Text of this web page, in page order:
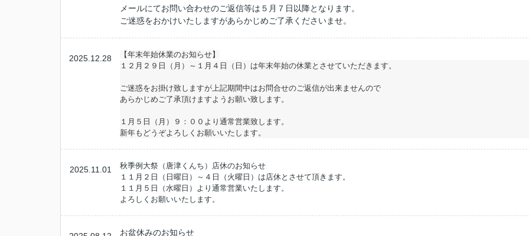
メールにてお問い合わせのご返信等は５月７日以降となります。
ご迷惑をおかけいたしますがあらかじめご了承くださいませ。
2025.12.28
【年末年始休業のお知らせ】
１２月２９日（月）～１月４日（日）は年末年始の休業とさせていただきます。
ご迷惑をお掛け致しますが上記期間中はお問合せのご返信が出来ませんので
あらかじめご了承頂けますようお願い致します。
１月５日（月）９：００より通常営業致します。
新年もどうぞよろしくお願いいたします。
2025.11.01
秋季例大祭（唐津くんち）店休のお知らせ
１１月２日（日曜日）～４日（火曜日）は店休とさせて頂きます。
１１月５日（水曜日）より通常営業いたします。
よろしくお願いいたします。
お盆休みのお知らせ